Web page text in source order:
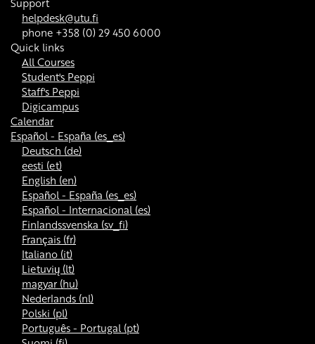
helpdesk@utu.fi
phone +358 (0) 29 450 6000
Quick links
All Courses
Student's Peppi
Staff's Peppi
Digicampus
Calendar
Español - España ‎(es_es)‎
Deutsch ‎(de)‎
eesti ‎(et)‎
English ‎(en)‎
Español - España ‎(es_es)‎
Español - Internacional ‎(es)‎
Finlandssvenska ‎(sv_fi)‎
Français ‎(fr)‎
Italiano ‎(it)‎
Lietuvių ‎(lt)‎
magyar ‎(hu)‎
Nederlands ‎(nl)‎
Polski ‎(pl)‎
Português - Portugal ‎(pt)‎